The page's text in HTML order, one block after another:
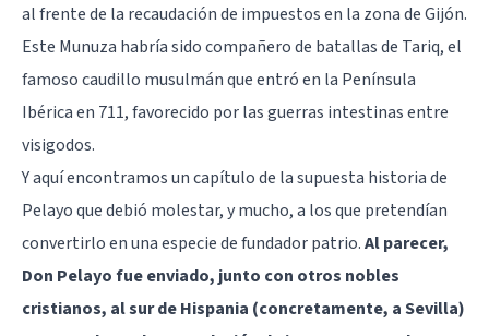
al frente de la recaudación de impuestos en la zona de Gijón.
Este Munuza habría sido compañero de batallas de Tariq, el
famoso caudillo musulmán que entró en la Península
Ibérica en 711, favorecido por las guerras intestinas entre
visigodos.
Y aquí encontramos un capítulo de la supuesta historia de
Pelayo que debió molestar, y mucho, a los que pretendían
convertirlo en una especie de fundador patrio.Al parecer,
Don Pelayo fue enviado, junto con otros nobles
cristianos, al sur de Hispania (concretamente, a Sevilla)